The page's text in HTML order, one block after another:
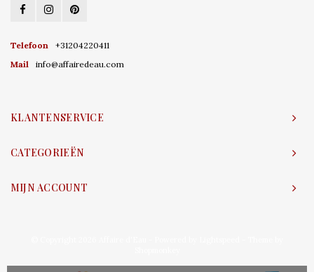
Telefoon
+31204220411
Mail
info@affairedeau.com
KLANTENSERVICE
CATEGORIEËN
MIJN ACCOUNT